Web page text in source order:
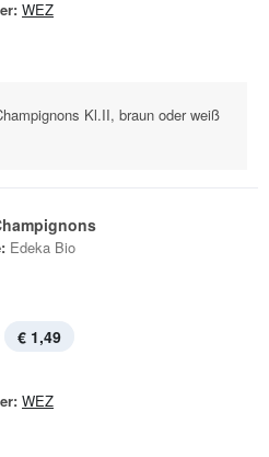
WEZ
Kl.II, braun oder weiß
Edeka Bio
€ 1,49
WEZ